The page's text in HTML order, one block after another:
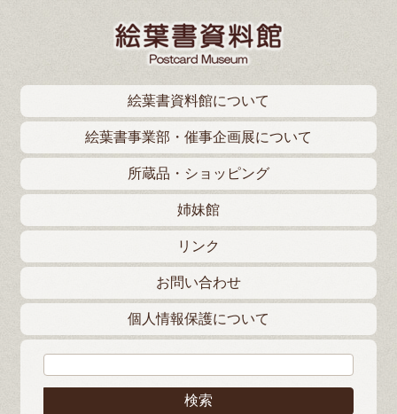
絵葉書資料館について
絵葉書事業部・催事企画展について
所蔵品・ショッピング
姉妹館
リンク
お問い合わせ
個人情報保護について